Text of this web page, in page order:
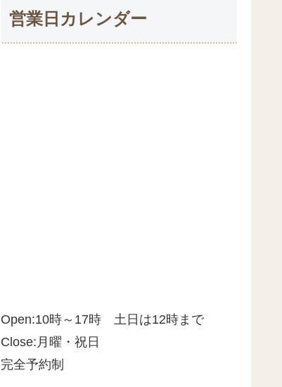
営業日カレンダー
Open:10時～17時 土日は12時まで
Close:月曜・祝日
完全予約制